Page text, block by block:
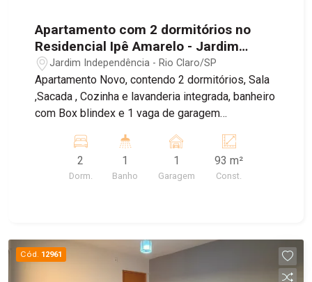
Apartamento com 2 dormitórios no
Residencial Ipê Amarelo - Jardim
Independência - Rio Claro/SP
Jardim Independência - Rio Claro/SP
Apartamento Novo, contendo 2 dormitórios, Sala
,Sacada , Cozinha e lavanderia integrada, banheiro
com Box blindex e 1 vaga de garagem
horas, Piscinas, Área Gourmet , Salão de festa,
Área Pet , Área de Lava Carro, playground e
Mercadinho 24horas
2
Dorm.
1
Banho
1
Garagem
93 m²
Const.
Cód. 12961